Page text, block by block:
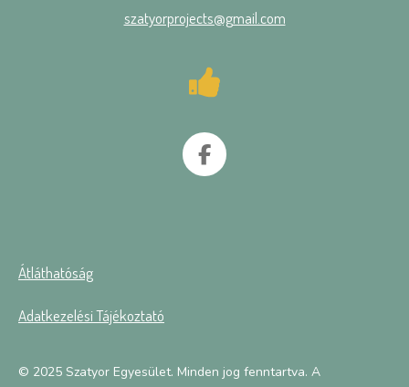
szatyorprojects@gmail.com
F
a
Átláthatóság
Adatkezelési Tájékoztató
© 2025 Szatyor Egyesület. Minden jog fenntartva. A